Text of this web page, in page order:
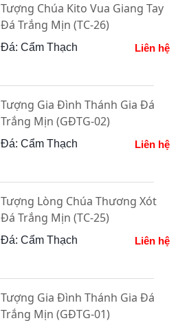
Tượng Chúa Kito Vua Giang Tay
Đá Trắng Mịn (TC-26)
Đá: Cẩm Thạch Liên hệ
Tượng Gia Đình Thánh Gia Đá
Trắng Mịn (GĐTG-02)
Đá: Cẩm Thạch Liên hệ
Tượng Lòng Chúa Thương Xót
Đá Trắng Mịn (TC-25)
Đá: Cẩm Thạch Liên hệ
Tượng Gia Đình Thánh Gia Đá
Trắng Mịn (GĐTG-01)